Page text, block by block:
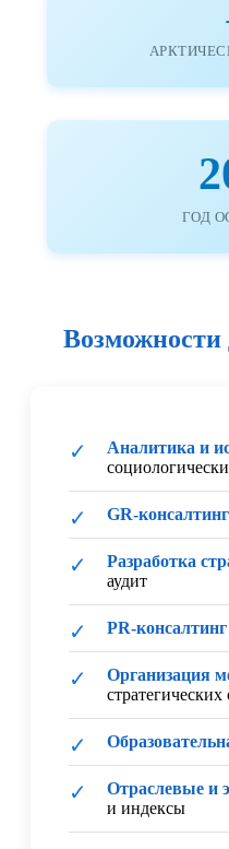
ГОД
Возможности
✓ Аналитика и
✓ GR-консалтинг
✓ Разработка
аудит
✓ PR-консалтинг
✓ Организация
✓
✓
Отраслевые и
и индексы